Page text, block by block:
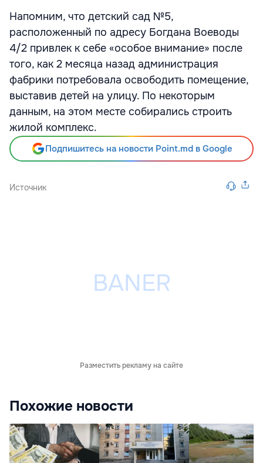
Напомним, что детский сад №5,
расположенный по адресу Богдана Воеводы
4/2 привлек к себе «особое внимание» после
того, как 2 месяца назад администрация
фабрики потребовала освободить помещение,
выставив детей на улицу. По некоторым
данным, на этом месте собирались строить
жилой комплекс.
Подпишитесь на новости Point.md в Google
Источник
Разместить рекламу на сайте
Похожие новости